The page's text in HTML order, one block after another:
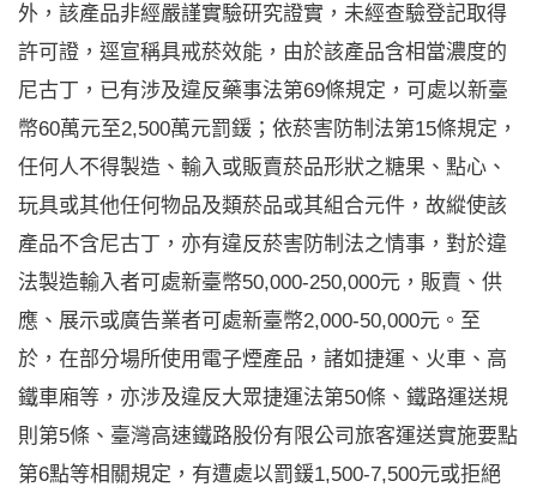
外，該產品非經嚴謹實驗研究證實，未經查驗登記取得
許可證，逕宣稱具戒菸效能，由於該產品含相當濃度的
尼古丁，已有涉及違反藥事法第69條規定，可處以新臺
幣60萬元至2,500萬元罰鍰；依菸害防制法第15條規定，
任何人不得製造、輸入或販賣菸品形狀之糖果、點心、
玩具或其他任何物品及類菸品或其組合元件，故縱使該
產品不含尼古丁，亦有違反菸害防制法之情事，對於違
法製造輸入者可處新臺幣50,000-250,000元，販賣、供
應、展示或廣告業者可處新臺幣2,000-50,000元。至
於，在部分場所使用電子煙產品，諸如捷運、火車、高
鐵車廂等，亦涉及違反大眾捷運法第50條、鐵路運送規
則第5條、臺灣高速鐵路股份有限公司旅客運送實施要點
第6點等相關規定，有遭處以罰鍰1,500-7,500元或拒絕